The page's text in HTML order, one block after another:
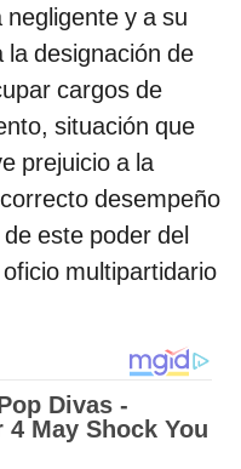
y a su
designación de
cargos de
situación que
prejuicio a la
desempeño
este poder del
multipartidario